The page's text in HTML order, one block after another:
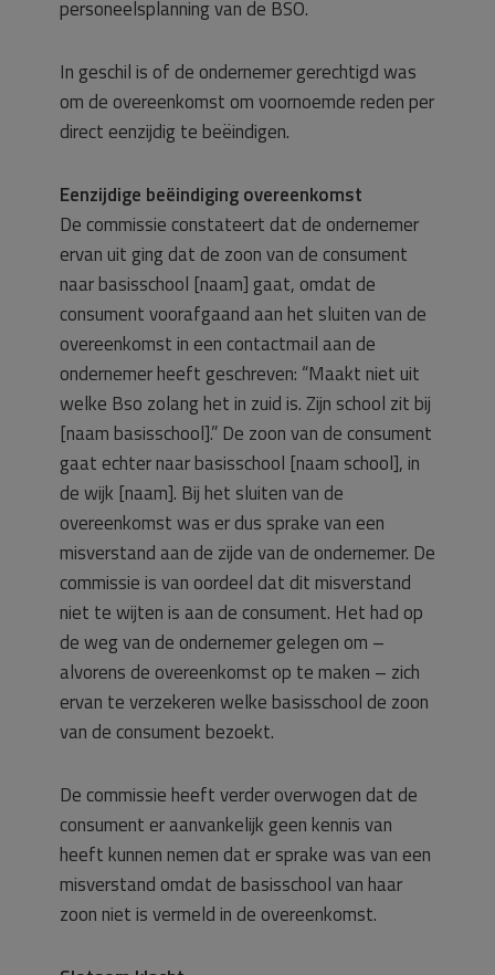
personeelsplanning van de BSO.
In geschil is of de ondernemer gerechtigd was
om de overeenkomst om voornoemde reden per
direct eenzijdig te beëindigen.
Eenzijdige beëindiging overeenkomst
De commissie constateert dat de ondernemer
ervan uit ging dat de zoon van de consument
naar basisschool [naam] gaat, omdat de
consument voorafgaand aan het sluiten van de
overeenkomst in een contactmail aan de
ondernemer heeft geschreven: “Maakt niet uit
welke Bso zolang het in zuid is. Zijn school zit bij
[naam basisschool].” De zoon van de consument
gaat echter naar basisschool [naam school], in
de wijk [naam]. Bij het sluiten van de
overeenkomst was er dus sprake van een
misverstand aan de zijde van de ondernemer. De
commissie is van oordeel dat dit misverstand
niet te wijten is aan de consument. Het had op
de weg van de ondernemer gelegen om –
alvorens de overeenkomst op te maken – zich
ervan te verzekeren welke basisschool de zoon
van de consument bezoekt.
De commissie heeft verder overwogen dat de
consument er aanvankelijk geen kennis van
heeft kunnen nemen dat er sprake was van een
misverstand omdat de basisschool van haar
zoon niet is vermeld in de overeenkomst.